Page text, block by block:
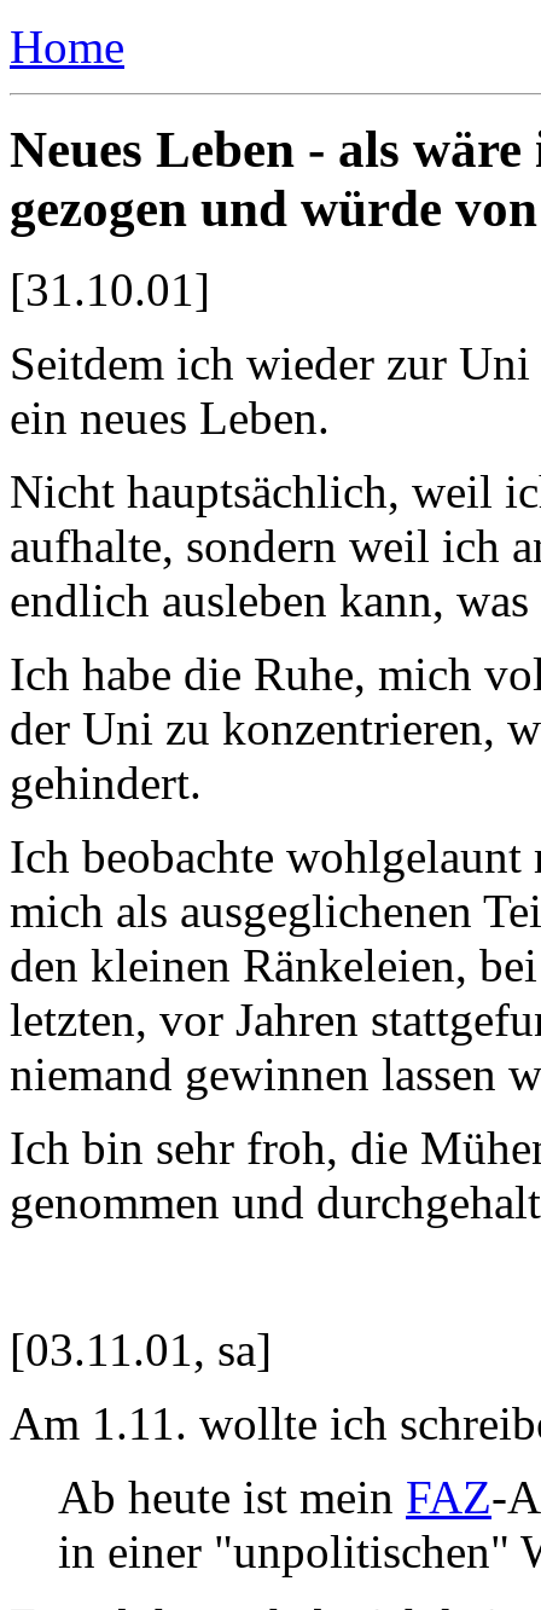
Home
Neues Leben - als
gezogen und würde
[31.10.01]
Seitdem ich wieder zur
ein neues Leben.
Nicht hauptsächlich, weil
aufhalte, sondern weil ich
endlich ausleben kann,
Ich habe die Ruhe, mich
der Uni zu konzentrieren,
gehindert.
Ich beobachte wohlgelaunt
mich als ausgeglichenen
den kleinen Ränkeleien,
letzten, vor Jahren
niemand gewinnen lassen
Ich bin sehr froh, die
genommen und
[03.11.01, sa]
Am 1.11. wollte ich
Ab heute ist mein FAZ-
in einer "unpolitischen"